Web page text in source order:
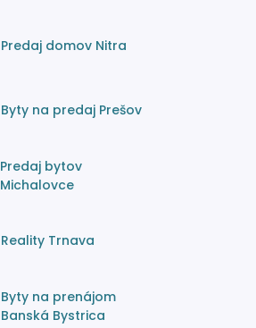
Predaj domov Nitra
Byty na predaj Prešov
Predaj bytov
Michalovce
Reality Trnava
Byty na prenájom
Banská Bystrica